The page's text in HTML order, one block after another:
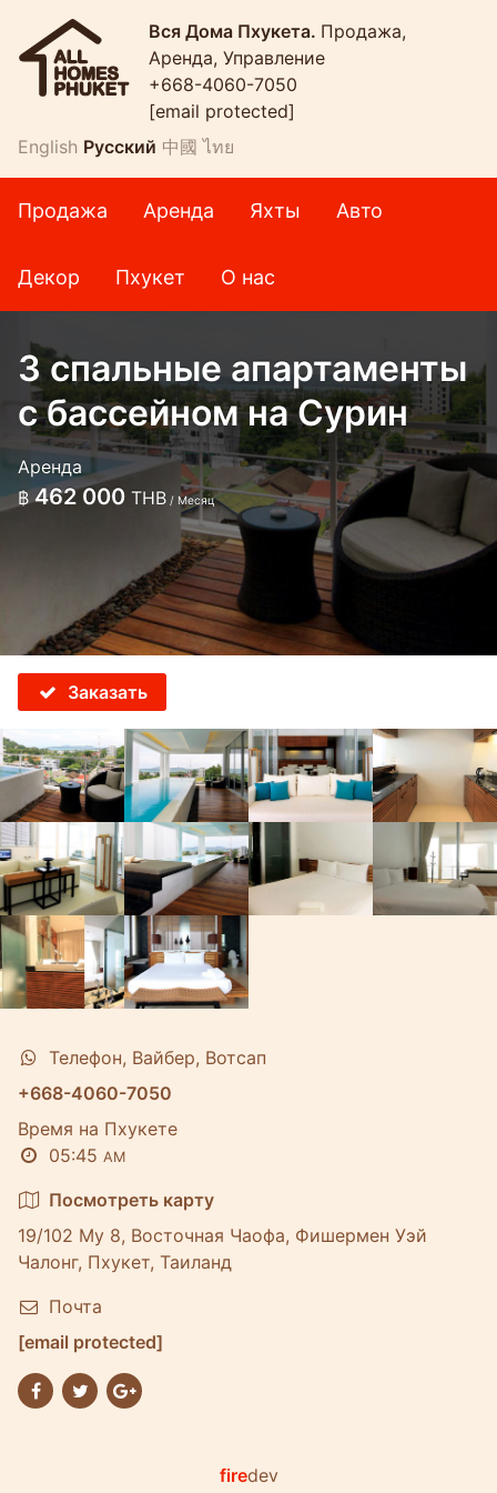
Вся Дома Пхукета. Продажа,
Аренда, Управление
+668-4060-7050
[email protected]
English Русский 中國 ไทย
Продажа Аренда Яхты Авто
Декор Пхукет О нас
3 спальные апартаменты
с бассейном на Сурин
Аренда
฿ 462 000 THB / Месяц
Заказать
Телефон, Вайбер, Вотсап
+668-4060-7050
Время на Пхукете
05:45 AM
Посмотреть карту
19/102 Му 8, Восточная Чаофа, Фишермен Уэй
Чалонг, Пхукет, Таиланд
Почта
[email protected]
firedev